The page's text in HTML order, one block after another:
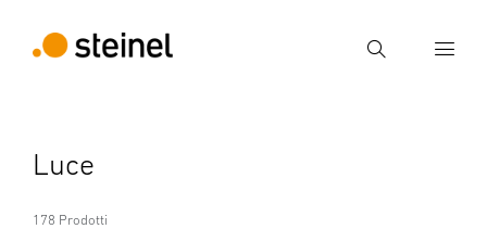
Ricerca
Ricerca
Luce
178 Prodotti